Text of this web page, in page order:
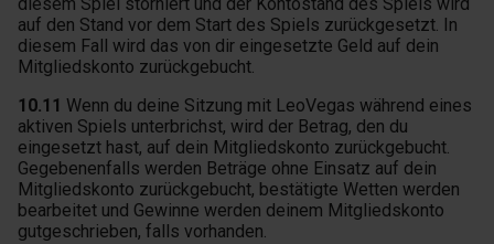
diesem Spiel storniert und der Kontostand des Spiels wird
auf den Stand vor dem Start des Spiels zurückgesetzt. In
diesem Fall wird das von dir eingesetzte Geld auf dein
Mitgliedskonto zurückgebucht.
10.11 Wenn du deine Sitzung mit LeoVegas während eines
aktiven Spiels unterbrichst, wird der Betrag, den du
eingesetzt hast, auf dein Mitgliedskonto zurückgebucht.
Gegebenenfalls werden Beträge ohne Einsatz auf dein
Mitgliedskonto zurückgebucht, bestätigte Wetten werden
bearbeitet und Gewinne werden deinem Mitgliedskonto
gutgeschrieben, falls vorhanden.